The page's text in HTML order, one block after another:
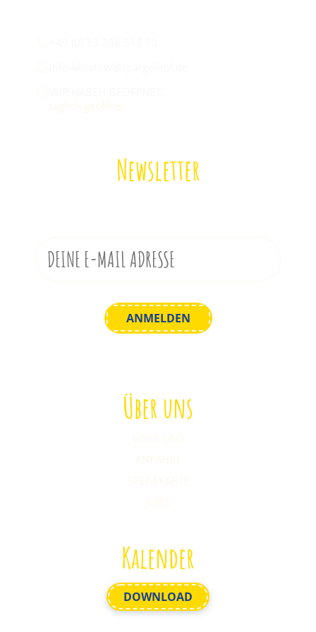
Newsletter
Über uns
Kalender
DOWNLOAD